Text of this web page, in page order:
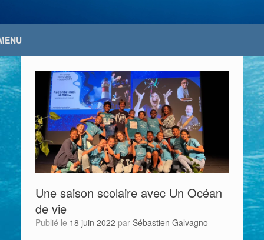
Une saison scolaire avec Un Océan
de vie
Publié le 18 juin 2022 par Sébastien Galvagno